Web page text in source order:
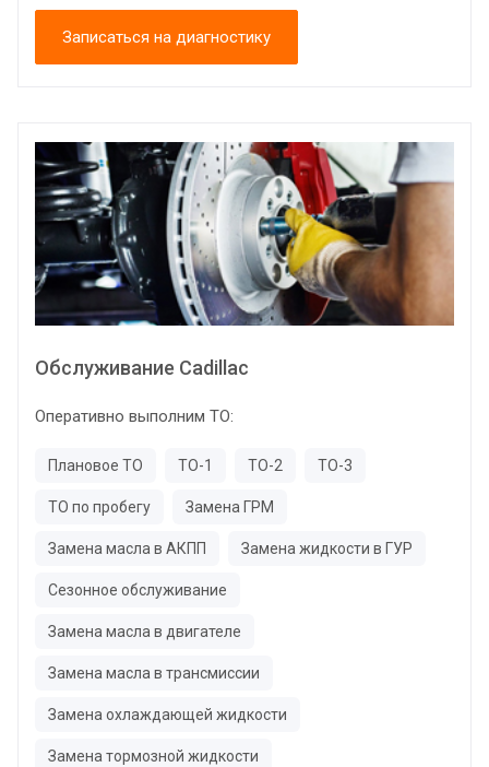
Записаться на диагностику
Обслуживание Cadillac
Оперативно выполним ТО:
Плановое ТО ТО-1 ТО-2 ТО-3
ТО по пробегу Замена ГРМ
Замена масла в АКПП Замена жидкости в ГУР
Сезонное обслуживание
Замена масла в двигателе
Замена масла в трансмиссии
Замена охлаждающей жидкости
Замена тормозной жидкости